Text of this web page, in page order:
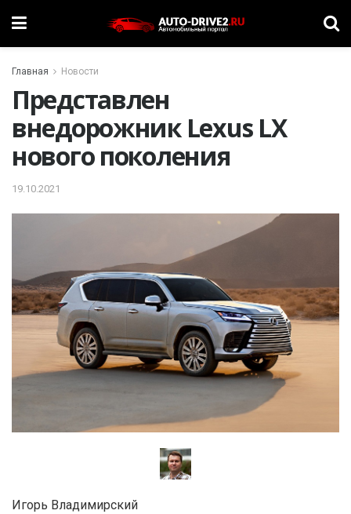
Главная Новости
Представлен
внедорожник Lexus LX
нового поколения
19.10.2021
Игорь Владимирский